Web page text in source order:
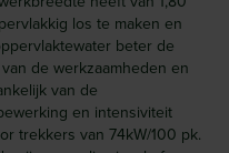
los te maken en
beter de
de werkzaamheden en
van de
en intensiviteit
trekkers van 74kW/100 pk.